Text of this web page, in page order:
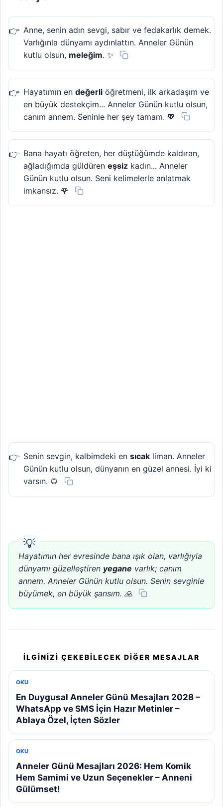
Anne, senin adın sevgi, sabır ve fedakarlık demek.
Varlığınla dünyamı aydınlattın. Anneler Günün
kutlu olsun, meleğim. ✨
Hayatımın en değerli öğretmeni, ilk arkadaşım ve
en büyük destekçim... Anneler Günün kutlu olsun,
canım annem. Seninle her şey tamam. 💖
Bana hayatı öğreten, her düştüğümde kaldıran,
ağladığımda güldüren eşsiz kadın... Anneler
Günün kutlu olsun. Seni kelimelerle anlatmak
imkansız. 🌹
Senin sevgin, kalbimdeki en sıcak liman. Anneler
Günün kutlu olsun, dünyanın en güzel annesi. İyi ki
varsın. 🌻
Hayatımın her evresinde bana ışık olan, varlığıyla
dünyamı güzelleştiren yegane varlık; canım
annem. Anneler Günün kutlu olsun. Senin sevginle
büyümek, en büyük şansım. 🙏
İLGINIZI ÇEKEBILECEK DIĞER MESAJLAR
OKU
En Duygusal Anneler Günü Mesajları 2028 –
WhatsApp ve SMS İçin Hazır Metinler –
Ablaya Özel, İçten Sözler
OKU
Anneler Günü Mesajları 2026: Hem Komik
Hem Samimi ve Uzun Seçenekler – Anneni
Gülümset!